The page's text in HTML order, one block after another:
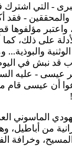
والمحققين - فقد
مؤلفوها
على ذلك، كما
والبوذية...
نبش في اليوم
عيسى - عليه
أن عيسى قام من
الماسوني
من أباطيل،
وخرافة